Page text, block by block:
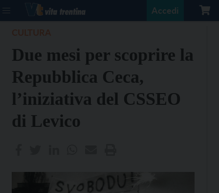
Accedi
Due mesi per scoprire la
Repubblica Ceca,
l’iniziativa del CSSEO
di Levico